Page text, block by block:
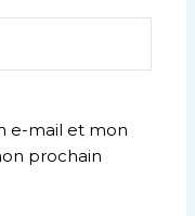
e-mail et mon
prochain